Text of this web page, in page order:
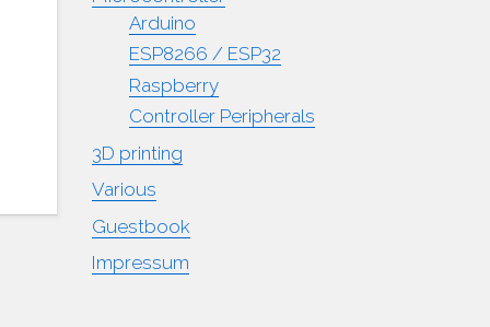
Arduino
ESP8266 / ESP32
Raspberry
Controller Peripherals
3D printing
Various
Guestbook
Impressum